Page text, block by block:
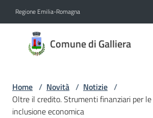
Regione Emilia-Romagna
Comune di Galliera
Comune
di
Amministrazione
Home / Novità / Notizie /
Oltre il credito. Strumenti finanziari per
inclusione economica